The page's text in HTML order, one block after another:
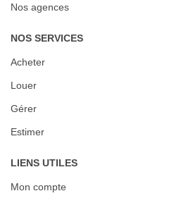
Nos agences
NOS SERVICES
Acheter
Louer
Gérer
Estimer
LIENS UTILES
Mon compte